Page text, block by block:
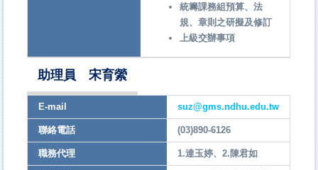
統籌課務組預算、法
規、章則之研擬及修訂
上級交辦事項
助理員 宋育縈
E-mail suz@gms.ndhu.edu.tw
聯絡電話 (03)890-6126
職務代理 1.達玉婷、2.陳君如